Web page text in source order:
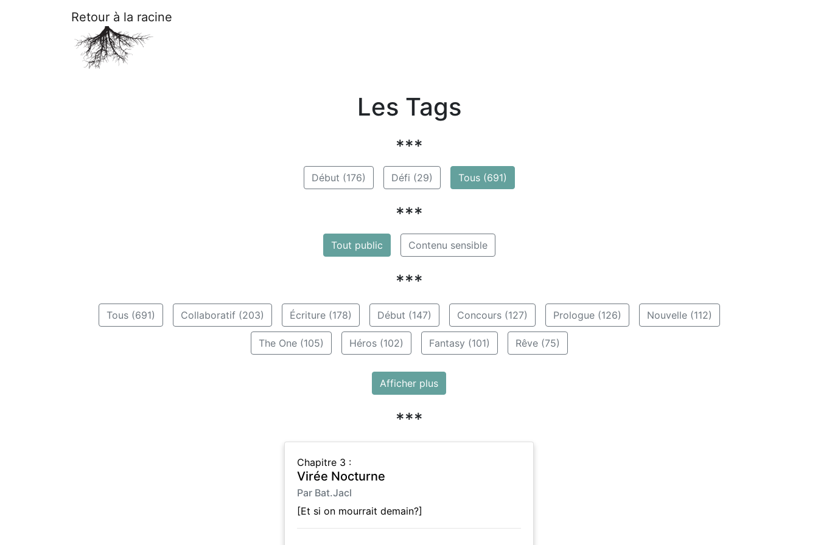
Retour à la racine
Les Tags
***
Début (176) Défi (29) Tous (691)
***
Tout public Contenu sensible
***
Tous (691) Collaboratif (203) Écriture (178) Début (147) Concours (127) Prologue (126) Nouvelle (112)
The One (105) Héros (102) Fantasy (101) Rêve (75)
Afficher plus
***
Chapitre 3 :
Virée Nocturne
Par Bat.Jacl
[Et si on mourrait demain?]